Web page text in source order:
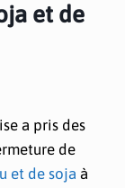
et de
a pris des
de
et de soja à